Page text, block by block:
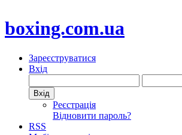
boxing.com.ua
Зареєструватися
Вхід
Реєстрація
Відновити пароль?
RSS